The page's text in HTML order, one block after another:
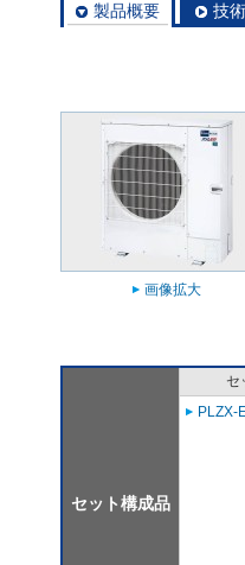
製品概要 技
画像拡大
セット構成品
セ
PLZX-